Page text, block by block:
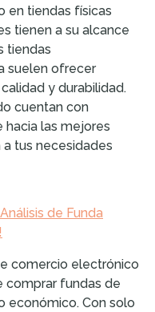
en tiendas físicas
tienen a su alcance
tiendas
suelen ofrecer
y durabilidad.
cuentan con
hacia las mejores
tus necesidades
Análisis de Funda
comercio electrónico
comprar fundas de
económico. Con solo